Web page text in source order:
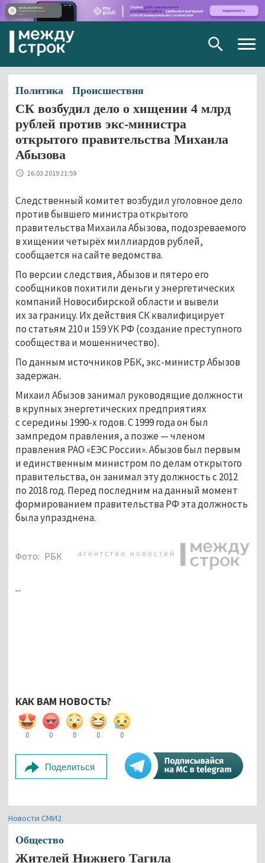
Политика Происшествия
СК возбудил дело о хищении 4 млрд
рублей против экс-министра
открытого правительства Михаила
Абызова
26.03.2019 21:59
Следственный комитет возбудил уголовное дело
против бывшего министра открытого
правительства Михаила Абызова, подозреваемого
в хищении четырёх миллиардов рублей,
сообщается на сайте ведомства.
По версии следствия, Абызов и пятеро его
сообщников похитили деньги у энергетических
компаний Новосибирской области и вывели
их за границу. Их действия СК квалифицирует
по статьям 210 и 159 УК РФ (создание преступного
сообщества и мошенничество).
По данным источников РБК, экс-министр Абызов
задержан.
Михаил Абызов занимал руководящие должности
в крупных энергетических предприятиях
с середины 1990-х годов. С 1999 года он был
зампредом правления, а позже — членом
правления РАО «ЕЭС России». Абызов был первым
и единственным министром по делам открытого
правительства, он занимал эту должность с 2012
по 2018 год. Перед последним на данный момент
формированием правительства РФ эта должность
была упразднена.
Фото: РБК
...
КАК ВАМ НОВОСТЬ?
0 0 0 0 0
Поделиться
Новости СМИ2
Общество
Жителей Нижнего Тагила